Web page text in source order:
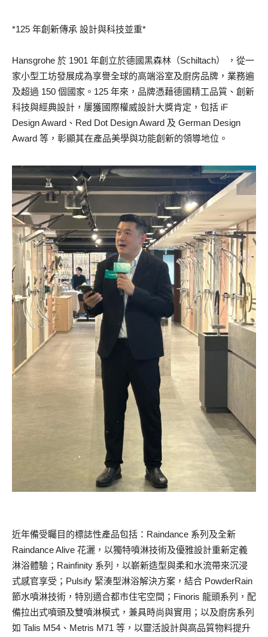
*125 年創新傳承 設計與科技並重*
Hansgrohe 於 1901 年創立於德國黑森林（Schiltach） ，從一
家小型工坊發展成為享譽全球的高端浴室及廚房品牌，業務遍
及超過 150 個國家。125 年來，品牌憑藉德國精工品質、創新
科技與經典設計，屢獲國際權威設計大獎肯定，包括 iF
Design Award、Red Dot Design Award 及 German Design
Award 等，彰顯其在產品美學與功能創新的領導地位。
近年備受矚目的標誌性產品包括：Raindance 系列及全新
Raindance Alive 花灑，以獨特噴淋技術及優雅設計重新定義
淋浴體驗；Rainfinity 系列，以嶄新造型與柔和水流帶來沉浸
式感官享受；Pulsify 緊湊型淋浴解決方案，結合 PowderRain
節水噴淋技術，特別適合都市住宅空間；Finoris 龍頭系列，配
備拉出式噴頭及雙噴淋模式，兼具時尚與實用；以及廚房系列
如 Talis M54、Metris M71 等，以靈活設計與高品質物料提升